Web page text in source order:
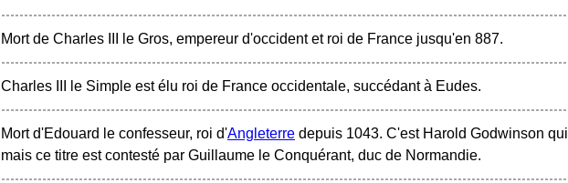
Mort de Charles III le Gros, empereur d'occident et roi de France jusqu'en 887.
Charles III le Simple est élu roi de France occidentale, succédant à Eudes.
Mort d'Edouard le confesseur, roi d'Angleterre depuis 1043. C'est Harold Godwinson
mais ce titre est contesté par Guillaume le Conquérant, duc de Normandie.